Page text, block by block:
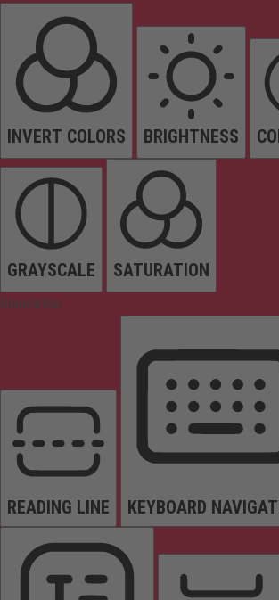
INVERT COLORS BRIGHTNESS
GRAYSCALE SATURATION
Orientation
READING LINE KEYBOARD